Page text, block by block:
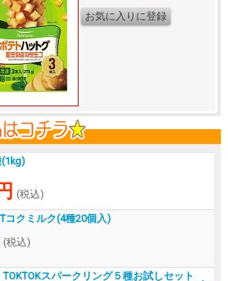
(税込)
コクミルク(4種20個入)
(税込)
スパークリング５種お試しセット